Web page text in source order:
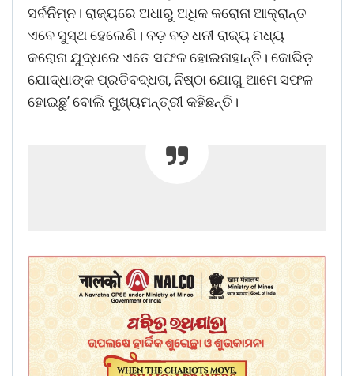
ସର୍ବନିମ୍ନ। ରାଜ୍ୟରେ ଅଧାରୁ ଅଧିକ କରୋନା ଆକ୍ରାନ୍ତ
ଏବେ ସୁସ୍ଥ ହେଲେଣି। ବଡ଼ ବଡ଼ ଧନୀ ରାଜ୍ୟ ମଧ୍ୟ
କରୋନା ଯୁଦ୍ଧରେ ଏତେ ସଫଳ ହୋଇନାହାନ୍ତି। କୋଭିଡ଼
ଯୋଦ୍ଧାଙ୍କ ପ୍ରତିବଦ୍ଧତା, ନିଷ୍ଠା ଯୋଗୁ ଆମେ ସଫଳ
ହୋଇଛୁ’ ବୋଲି ମୁଖ୍ୟମନ୍ତ୍ରୀ କହିଛନ୍ତି।